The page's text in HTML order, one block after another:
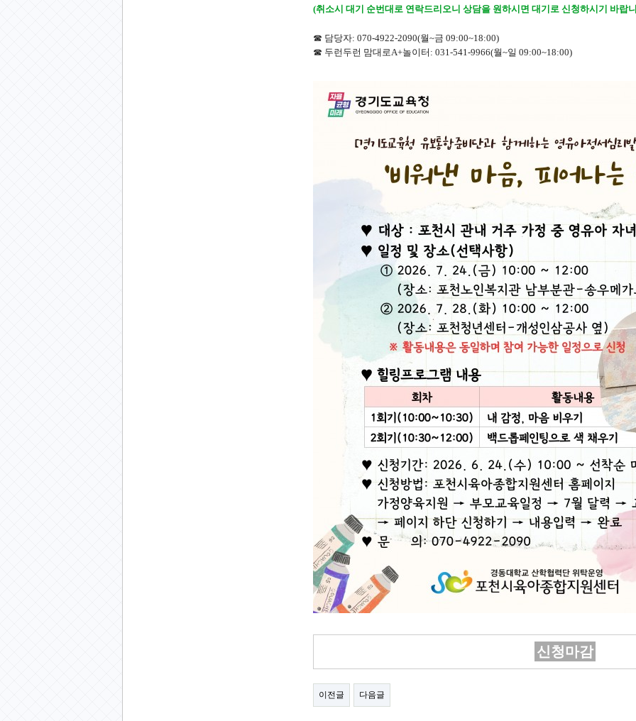
(취소시 대기 순번대로 연락드리오니 상담을 원하시면 대기로 신청하시기 바랍
☎ 담당자: 070-4922-2090(월~금 09:00~18:00)
☎ 두런두런 맘대로A+놀이터 : 031-541-9966(월~일 09:00~18:00)
신청마감
이전글 다음글